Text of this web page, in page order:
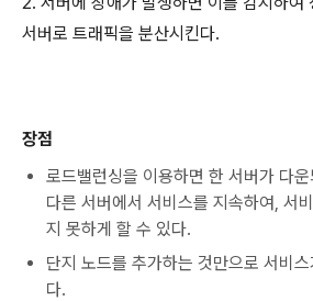
서버로 트래픽을 분산시킨다.
장점
로드밸런싱을 이용하면 한 서버가 다
다른 서버에서 서비스를 지속하여, 서
지 못하게 할 수 있다.
단지 노드를 추가하는 것만으로 서비
다.